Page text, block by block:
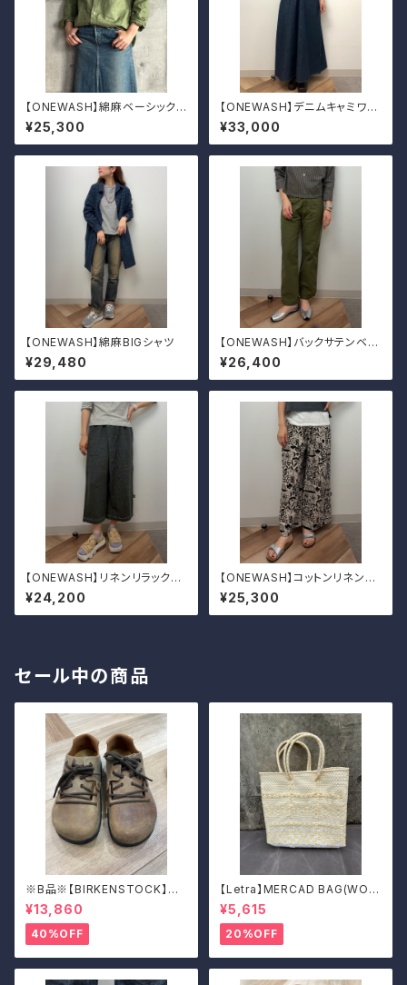
【ONEWASH】綿麻ベーシックシ
ャツ
¥25,300
【ONEWASH】デニムキャミワン
ピ
¥33,000
【ONEWASH】綿麻BIGシャツ
¥29,480
【ONEWASH】バックサテンベイ
カーパンツ
¥26,400
【ONEWASH】リネンリラックス
パンツ
¥24,200
【ONEWASH】コットンリネンキ
ャンバスガウチョパンツ
¥25,300
セール中の商品
※B品※【BIRKENSTOCK】Mo
ntana/CUOIO 38
¥13,860
40%OFF
【Letra】MERCAD BAG(WOV
EN)
¥5,615
20%OFF